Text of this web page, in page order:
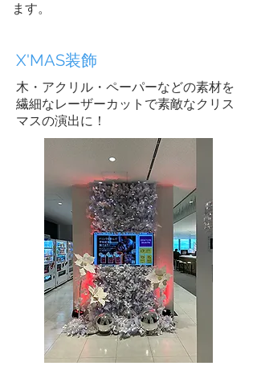
ます。
X'MAS装飾
木・アクリル・ペーパーなどの素材を
繊細なレーザーカットで素敵なクリス
マスの演出に！